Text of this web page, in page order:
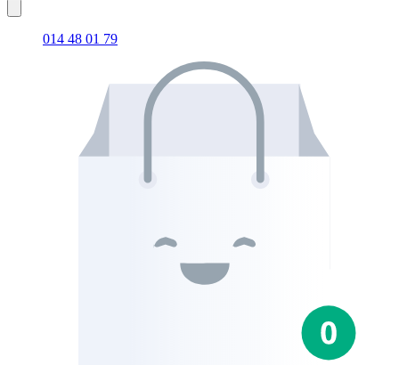
014 48 01 79